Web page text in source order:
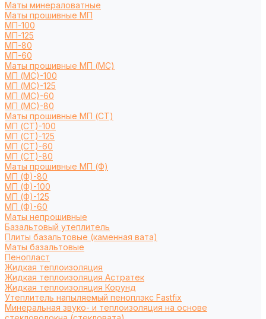
Маты минераловатные
Маты прошивные МП
МП-100
МП-125
МП-80
МП-60
Маты прошивные МП (МС)
МП (МС)-100
МП (МС)-125
МП (МС)-60
МП (МС)-80
Маты прошивные МП (СТ)
МП (СТ)-100
МП (СТ)-125
МП (СТ)-60
МП (СТ)-80
Маты прошивные МП (Ф)
МП (Ф)-80
МП (Ф)-100
МП (Ф)-125
МП (Ф)-60
Маты непрошивные
Базальтовый утеплитель
Плиты базальтовые (каменная вата)
Маты базальтовые
Пенопласт
Жидкая теплоизоляция
Жидкая теплоизоляция Астратек
Жидкая теплоизоляция Корунд
Утеплитель напыляемый пеноплэкс Fastfix
Минеральная звуко- и теплоизоляция на основе